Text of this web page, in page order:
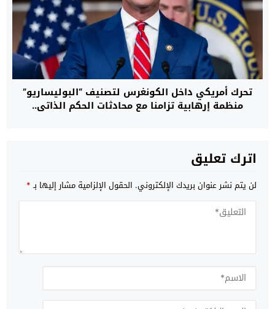
تحرك أمريكي داخل الكونغرس لتصنيف “البوليساريو”
منظمة إرهابية تزامنا مع محادثات الحكم الذاتي..
اترك تعليق
لن يتم نشر عنوان بريدك الإلكتروني. الحقول الإلزامية مشار إليها بـ*